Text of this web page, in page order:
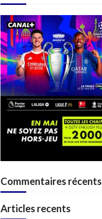
Commentaires récents
Articles recents